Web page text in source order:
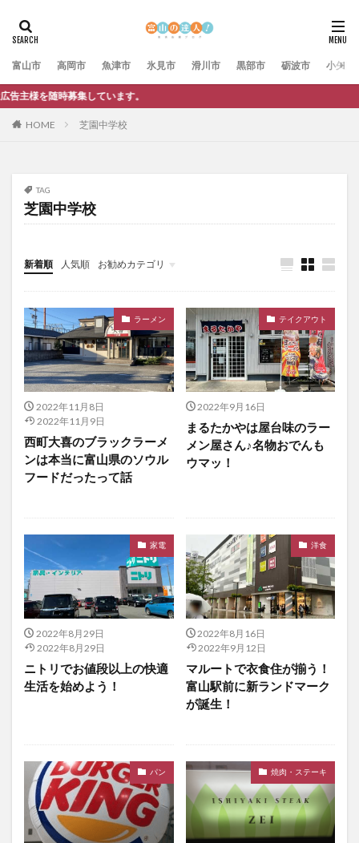
富山市 高岡市 魚津市 氷見市 滑川市 黒部市 砺波市 小矢部
しています。
HOME 芝園中学校
TAG
芝園中学校
新着順 人気順 お勧めカテゴリ
未分類
ラーメン
2022年11月8日
2022年11月9日
西町大喜のブラックラーメ
ンは本当に富山県のソウル
フードだったって話
テイクアウト
2022年9月16日
まるたかやは屋台味のラー
メン屋さん♪名物おでんも
ウマッ！
家電
2022年8月29日
2022年8月29日
ニトリでお値段以上の快適
生活を始めよう！
洋食
2022年8月16日
2022年9月12日
マルートで衣食住が揃う！
富山駅前に新ランドマーク
が誕生！
パン 焼肉・ステーキ